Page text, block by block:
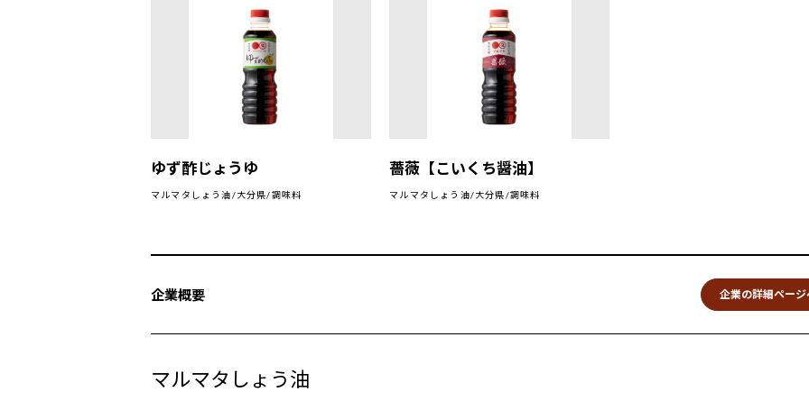
ゆず酢じょうゆ
マルマタしょう油/大分県/調味料
薔薇【こいくち醤油】
マルマタしょう油/大分県/調味料
企業概要 企業の詳細ページ
マルマタしょう油